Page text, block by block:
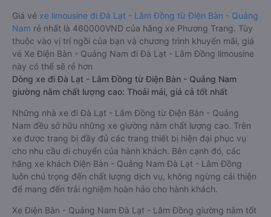
Giá vé xe limousine đi Đà Lạt - Lâm Đồng từ Điện Bàn - Quảng
Nam rẻ nhất là 460000VND của hãng xe Phương Trang. Tùy
thuộc vào vị trí ngồi của bạn và chương trình khuyến mãi, giá
vé Xe Điện Bàn - Quảng Nam đi Đà Lạt - Lâm Đồng limousine
này có thể sẽ rẻ hơn
Dòng xe đi Đà Lạt - Lâm Đồng từ Điện Bàn - Quảng Nam
giường nằm chất lượng cao: Thoải mái, giá cả tốt nhất
Những nhà xe đi Đà Lạt - Lâm Đồng từ Điện Bàn - Quảng
Nam đều sở hữu những xe giường nằm chất lượng cao. Trên
xe được trang bị đầy đủ các trang thiết bị hiện đại phục vụ
cho nhu cầu di chuyển của hành khách. Bên cạnh đó, các
hãng xe khách Điện Bàn - Quảng Nam Đà Lạt - Lâm Đồng
luôn chú trọng đến chất lượng dịch vụ, không ngừng cải thiện
để mang đến trải nghiệm hoàn hảo cho hành khách.
Xe Điện Bàn - Quảng Nam Đà Lạt - Lâm Đồng giường nằm tốt